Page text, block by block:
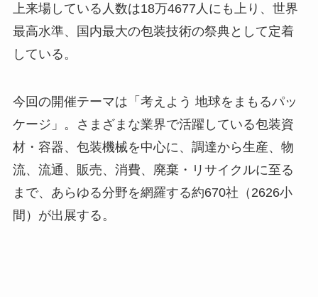
上来場している人数は18万4677人にも上り、世界
最高水準、国内最大の包装技術の祭典として定着
している。
今回の開催テーマは「考えよう 地球をまもるパッ
ケージ」。さまざまな業界で活躍している包装資
材・容器、包装機械を中心に、調達から生産、物
流、流通、販売、消費、廃棄・リサイクルに至る
まで、あらゆる分野を網羅する約670社（2626小
間）が出展する。